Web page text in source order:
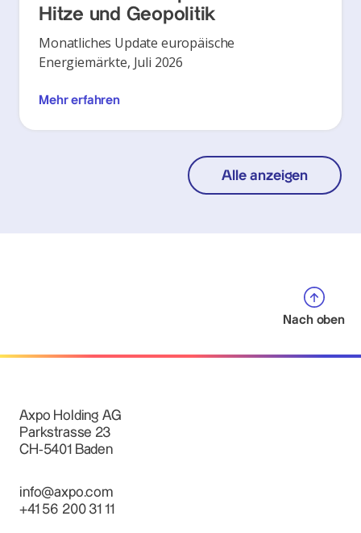
Hitze und Geopolitik
Monatliches Update europäische
Energiemärkte, Juli 2026
Mehr erfahren
Alle anzeigen
Nach oben
Axpo Holding AG
Parkstrasse 23
CH-5401 Baden
info@axpo.com
+41 56 200 31 11